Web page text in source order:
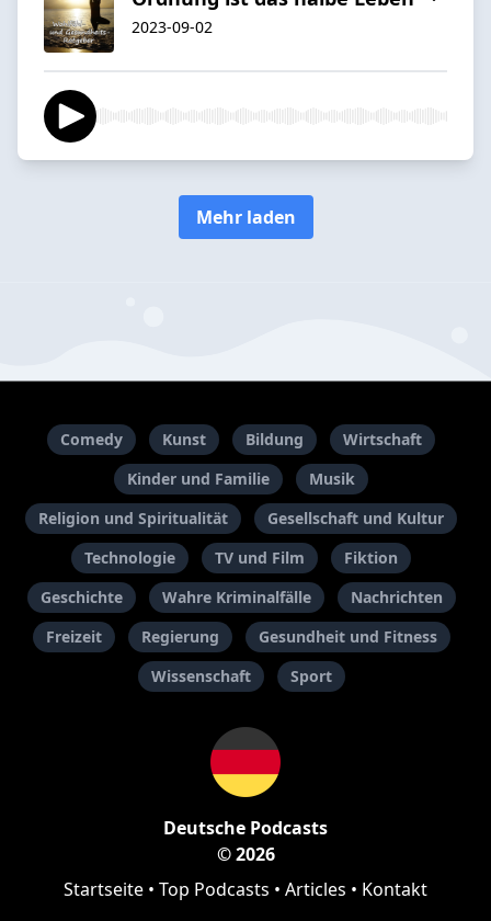
2023-09-02
Mehr laden
Comedy Kunst Bildung
Wirtschaft
Kinder und Familie
Musik
Religion und Spiritualität
Gesellschaft und Kultur
Technologie
TV und Film
Fiktion
Geschichte
Wahre Kriminalfälle
Nachrichten
Freizeit
Regierung
Gesundheit und Fitness
Wissenschaft
Sport
Deutsche Podcasts
© 2026
Startseite • Top Podcasts • Articles • Kontakt